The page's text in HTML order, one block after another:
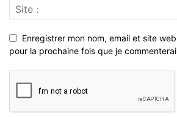
Enregistrer mon nom, email et site
pour la prochaine fois que je